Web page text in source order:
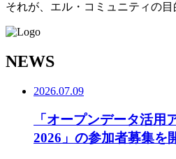
それが、エル・コミュニティの目
NEWS
2026.07.09
「オープンデータ活用
2026」の参加者募集を